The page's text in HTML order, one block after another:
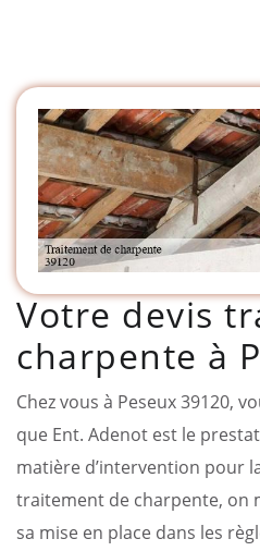
Votre devis
charpente à
Chez vous à Peseux 39120,
que Ent. Adenot est le
matière d’intervention pour
traitement de charpente, on
sa mise en place dans les